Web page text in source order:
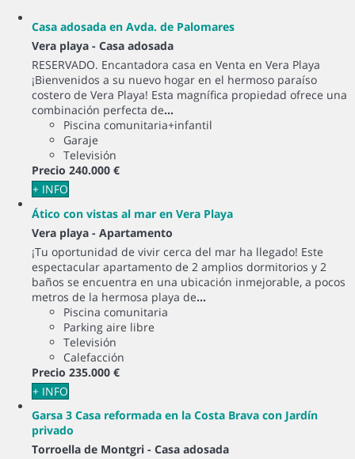
Casa adosada en Avda. de Palomares
Vera playa - Casa adosada
RESERVADO. Encantadora casa en Venta en Vera Playa
¡Bienvenidos a su nuevo hogar en el hermoso paraíso
costero de Vera Playa! Esta magnífica propiedad ofrece una
combinación perfecta de...
Piscina comunitaria+infantil
Garaje
Televisión
Precio 240.000 €
+ INFO
Ático con vistas al mar en Vera Playa
Vera playa - Apartamento
¡Tu oportunidad de vivir cerca del mar ha llegado! Este
espectacular apartamento de 2 amplios dormitorios y 2
baños se encuentra en una ubicación inmejorable, a pocos
metros de la hermosa playa de...
Piscina comunitaria
Parking aire libre
Televisión
Calefacción
Precio 235.000 €
+ INFO
Garsa 3 Casa reformada en la Costa Brava con Jardín
privado
Torroella de Montgri - Casa adosada